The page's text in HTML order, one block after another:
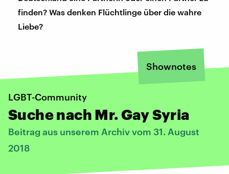
finden? Was denken Flüchtlinge über die wahre
Liebe?
Shownotes
LGBT-Community
Suche nach Mr. Gay Syria
Beitrag aus unserem Archiv vom 31. August
2018